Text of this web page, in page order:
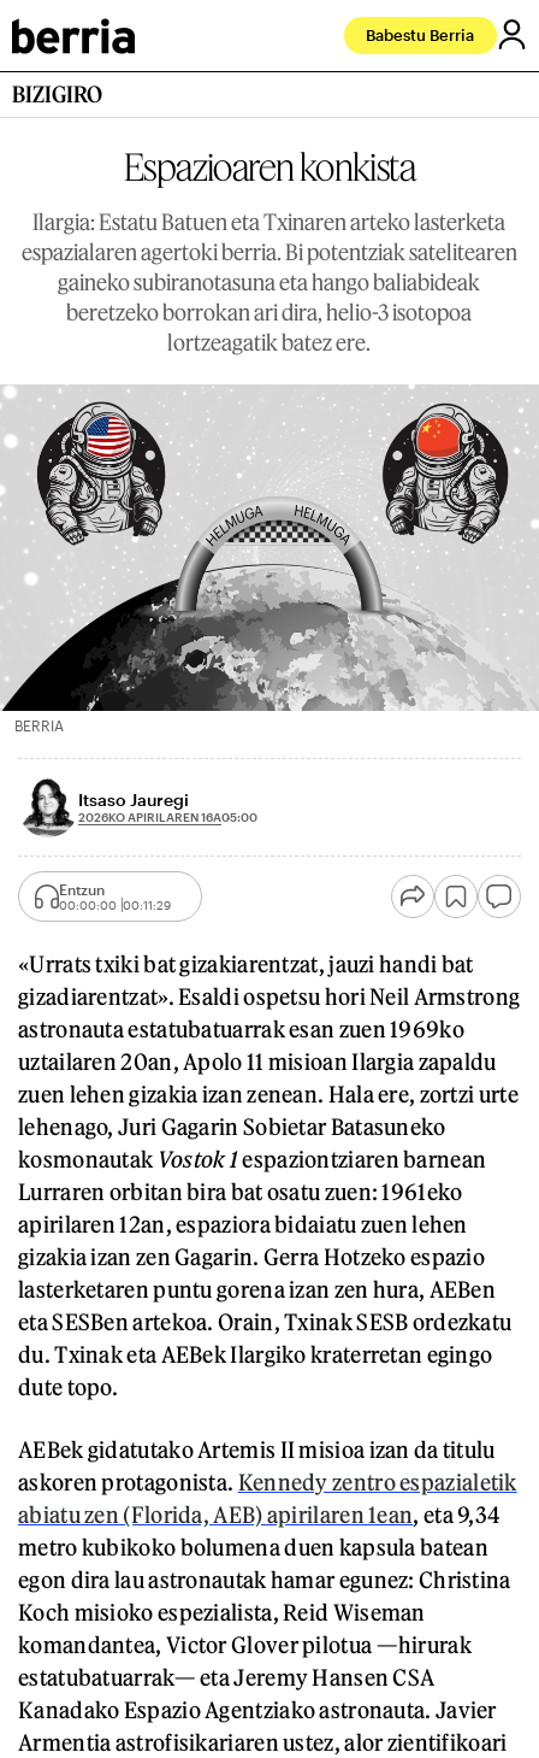
Babestu Berria
BIZIGIRO
Espazioaren konkista
Ilargia: Estatu Batuen eta Txinaren arteko lasterketa
espazialaren agertoki berria. Bi potentziak satelitearen
gaineko subiranotasuna eta hango baliabideak
beretzeko borrokan ari dira, helio-3 isotopoa
lortzeagatik batez ere.
BERRIA
Itsaso Jauregi
2026KO APIRILAREN 16A05:00
Entzun
00:00:00 00:11:29
«Urrats txiki bat gizakiarentzat, jauzi handi bat
gizadiarentzat». Esaldi ospetsu hori Neil Armstrong
astronauta estatubatuarrak esan zuen 1969ko
uztailaren 20an, Apolo 11 misioan Ilargia zapaldu
zuen lehen gizakia izan zenean. Hala ere, zortzi urte
lehenago, Juri Gagarin Sobietar Batasuneko
kosmonautak Vostok 1espaziontziaren barnean
Lurraren orbitan bira bat osatu zuen: 1961eko
apirilaren 12an, espaziora bidaiatu zuen lehen
gizakia izan zen Gagarin. Gerra Hotzeko espazio
lasterketaren puntu gorena izan zen hura, AEBen
eta SESBen artekoa. Orain, Txinak SESB ordezkatu
du. Txinak eta AEBek Ilargiko kraterretan egingo
dute topo.
AEBek gidatutako Artemis II misioa izan da titulu
askoren protagonista. Kennedy zentro espazialetik
abiatu zen (Florida, AEB) apirilaren 1ean, eta 9,34
metro kubikoko bolumena duen kapsula batean
egon dira lau astronautak hamar egunez: Christina
Koch misioko espezialista, Reid Wiseman
komandantea, Victor Glover pilotua —hirurak
estatubatuarrak— eta Jeremy Hansen CSA
Kanadako Espazio Agentziako astronauta. Javier
Armentia astrofisikariaren ustez, alor zientifikoari